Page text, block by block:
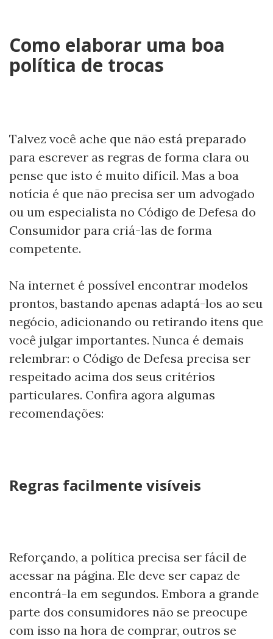
Como elaborar uma boa
política de trocas
Talvez você ache que não está preparado
para escrever as regras de forma clara ou
pense que isto é muito difícil. Mas a boa
notícia é que não precisa ser um advogado
ou um especialista no Código de Defesa do
Consumidor para criá-las de forma
competente.
Na internet é possível encontrar modelos
prontos, bastando apenas adaptá-los ao seu
negócio, adicionando ou retirando itens que
você julgar importantes. Nunca é demais
relembrar: o Código de Defesa precisa ser
respeitado acima dos seus critérios
particulares. Confira agora algumas
recomendações:
Regras facilmente visíveis
Reforçando, a política precisa ser fácil de
acessar na página. Ele deve ser capaz de
encontrá-la em segundos. Embora a grande
parte dos consumidores não se preocupe
com isso na hora de comprar, outros se